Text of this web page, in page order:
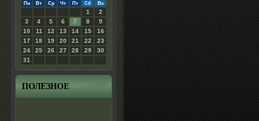
Пн Вт Ср Чт Пт Сб Вс
1
2
3
4 5 6 7 8
9
10
11 12 13 14 15
16
17
18 19 20 21 22
23
24
25 26 27 28 29
30
31
ПОЛЕЗНОЕ